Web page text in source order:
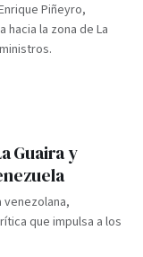
Piñeyro,
la zona de La
Guaira y
que impulsa a los